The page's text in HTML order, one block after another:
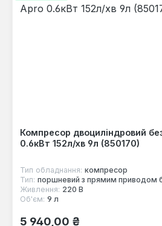
Компресор двоциліндровий
0.6кВт 152л/хв 9л (850170)
Тип обладнання: компресор
Тип: поршневий з прямим приводом
Живлення: 220 В
Об'єм: 9 л
Звичайна ціна:
5 940,00 ₴